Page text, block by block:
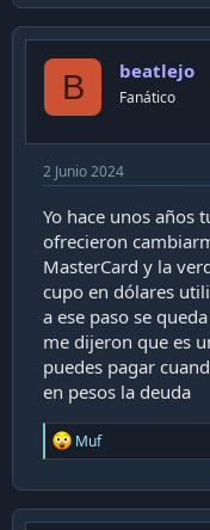
corriente/chequera
Desconozco si
(cobrando el 1,9%
forma directa (el
del pato)
La tarjeta es una
Saludos
c
t
o
n
B beatlejo
Fanático
2 Junio 2024
Yo hace unos años
ofrecieron
MasterCard y la
cupo en dólares
a ese paso se
me dijeron que es
puedes pagar
en pesos la deuda
R
e
c
t
Muf